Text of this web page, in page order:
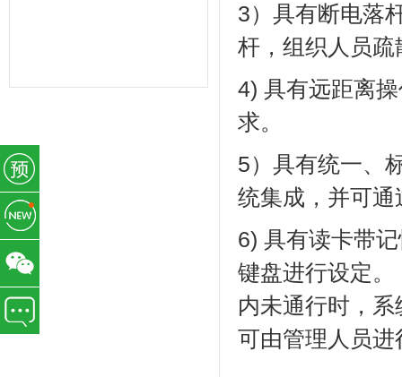
3）具有断电落
杆，组织人员疏
4) 具有远距离
求。
5）具有统一、
统集成，并可
6) 具有读卡带
键盘进行设定
内未通行时，
可由管理人员进